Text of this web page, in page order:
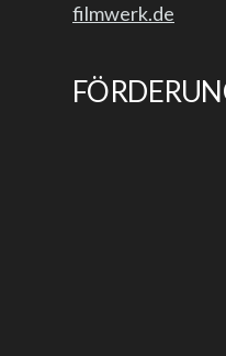
filmwerk.de